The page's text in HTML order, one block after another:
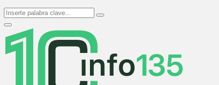
Search
for:
Search
Primary
Menu